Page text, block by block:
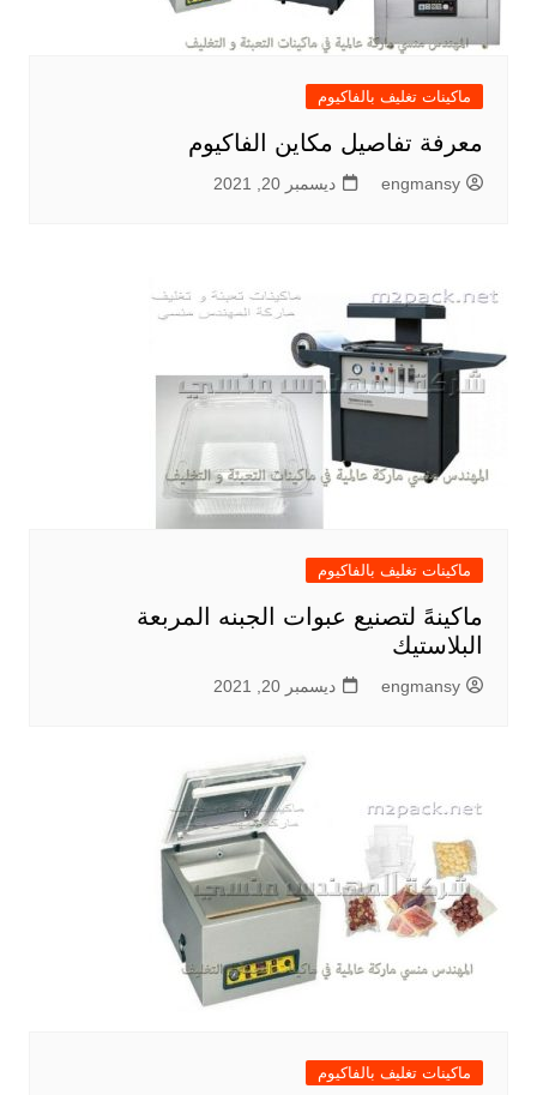
ماكينات تغليف بالفاكيوم
معرفة تفاصيل مكاين الفاكيوم
engmansy ديسمبر 20, 2021
ماكينات تغليف بالفاكيوم
ماكينهً لتصنيع عبوات الجبنه المربعة
البلاستيك
engmansy ديسمبر 20, 2021
ماكينات تغليف بالفاكيوم